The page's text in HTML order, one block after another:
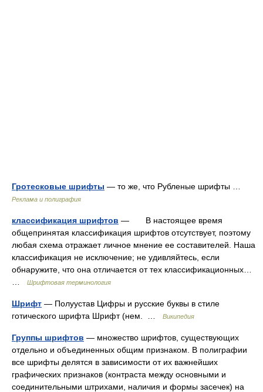
Гротесковые шрифты — то же, что Рубленые шрифты …
Реклама и полиграфия
классификация шрифтов — В настоящее время
общепринятая классификация шрифтов отсутствует, поэтому
любая схема отражает личное мнение ее составителей. Наша
классификация не исключение; не удивляйтесь, если
обнаружите, что она отличается от тех классификационных…
Шрифтовая терминология
Шрифт — Полуустав Цифры и русские буквы в стиле
готического шрифта Шрифт (нем. …
Википедия
Группы шрифтов — множество шрифтов, существующих
отдельно и объединенных общим признаком. В полиграфии
все шрифты делятся в зависимости от их важнейших
графических признаков (контраста между основными и
соединительными штрихами, наличия и формы засечек) на